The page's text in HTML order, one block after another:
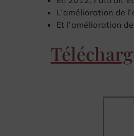
L’amélioration de
Et l’amélioration